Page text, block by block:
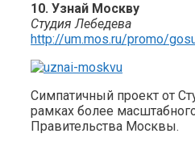
10. Узнай Москву
Студия Лебедева
http://um.mos.ru/promo/
Симпатичный проект от
рамках более
Правительства Москвы.